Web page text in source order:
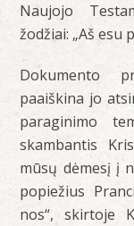
Naujojo
žodžiai: „Aš esu
Dokumento
paaiškina jo
paraginimo
skambantis
mūsų dėmesį į
popiežius
nos“, skirtoje